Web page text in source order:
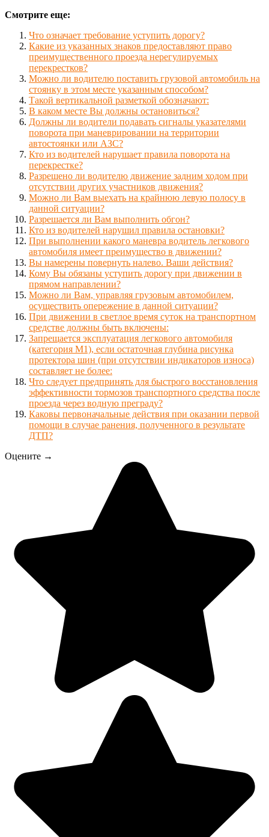
Смотрите еще:
Что означает требование уступить дорогу?
Какие из указанных знаков предоставляют право
преимущественного проезда нерегулируемых
перекрестков?
Можно ли водителю поставить грузовой автомобиль на
стоянку в этом месте указанным способом?
Такой вертикальной разметкой обозначают:
В каком месте Вы должны остановиться?
Должны ли водители подавать сигналы указателями
поворота при маневрировании на территории
автостоянки или АЗС?
Кто из водителей нарушает правила поворота на
перекрестке?
Разрешено ли водителю движение задним ходом при
отсутствии других участников движения?
Можно ли Вам выехать на крайнюю левую полосу в
данной ситуации?
Разрешается ли Вам выполнить обгон?
Кто из водителей нарушил правила остановки?
При выполнении какого маневра водитель легкового
автомобиля имеет преимущество в движении?
Вы намерены повернуть налево. Ваши действия?
Кому Вы обязаны уступить дорогу при движении в
прямом направлении?
Можно ли Вам, управляя грузовым автомобилем,
осуществить опережение в данной ситуации?
При движении в светлое время суток на транспортном
средстве должны быть включены:
Запрещается эксплуатация легкового автомобиля
(категория М1), если остаточная глубина рисунка
протектора шин (при отсутствии индикаторов износа)
составляет не более:
Что следует предпринять для быстрого восстановления
эффективности тормозов транспортного средства после
проезда через водную преграду?
Каковы первоначальные действия при оказании первой
помощи в случае ранения, полученного в результате
ДТП?
Оцените →